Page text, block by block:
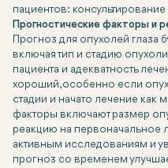
пациентов:
Прогностические факторы и
Прогноз для опухолей глаза
включая тип и стадию
пациента и адекватность
хороший, особенно если
стадии и начато лечение как
факторы включают размер
реакцию на первоначальное
активным исследованиям и
прогноз со временем